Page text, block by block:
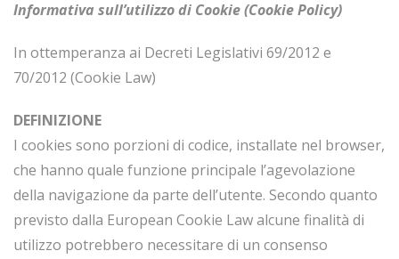
Informativa sull’utilizzo di Cookie (Cookie Policy)
In ottemperanza ai Decreti Legislativi 69/2012 e
70/2012 (Cookie Law)
DEFINIZIONE
I cookies sono porzioni di codice, installate nel browser,
che hanno quale funzione principale l’agevolazione
della navigazione da parte dell’utente. Secondo quanto
previsto dalla European Cookie Law alcune finalità di
utilizzo potrebbero necessitare di un consenso